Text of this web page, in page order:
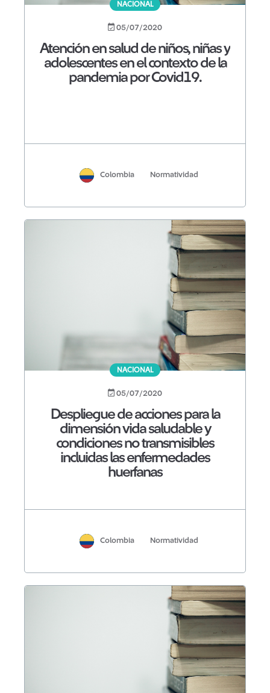
NACIONAL
05/07/2020
Atención en salud de niños, niñas y
adolescentes en el contexto de la
pandemia por Covid19.
Colombia Normatividad
NACIONAL
05/07/2020
Despliegue de acciones para la
dimensión vida saludable y
condiciones no transmisibles
incluidas las enfermedades
huerfanas
Colombia Normatividad